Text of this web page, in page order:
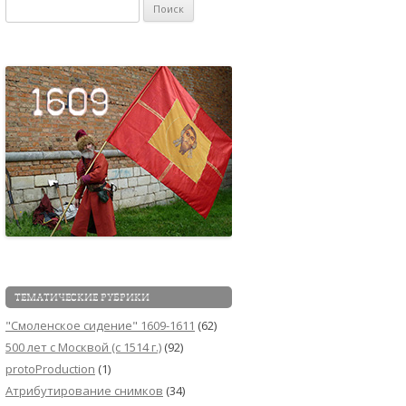
ТЕМАТИЧЕСКИЕ РУБРИКИ
"Смоленское сидение" 1609-1611 (62)
500 лет с Москвой (c 1514 г.) (92)
protoProduction (1)
Атрибутирование снимков (34)